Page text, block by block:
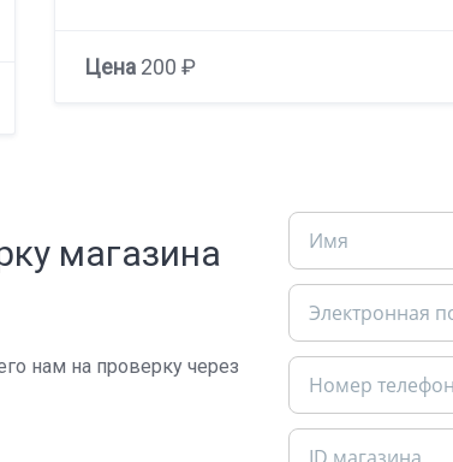
Цена200 ₽
магазина
нам на проверку через